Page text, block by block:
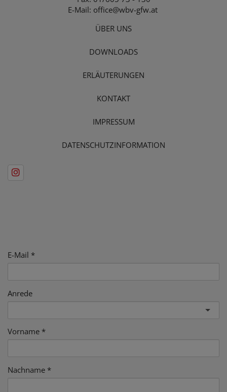
E-Mail: office@wbv-gfw.at
ÜBER UNS
DOWNLOADS
ERLÄUTERUNGEN
KONTAKT
IMPRESSUM
DATENSCHUTZINFORMATION
E-Mail
Anrede
Vorname
Nachname